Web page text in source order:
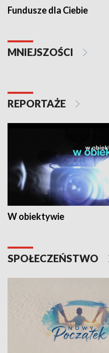
Fundusze dla Ciebie
MNIEJSZOŚCI
REPORTAŻE
W obiektywie
SPOŁECZEŃSTWO